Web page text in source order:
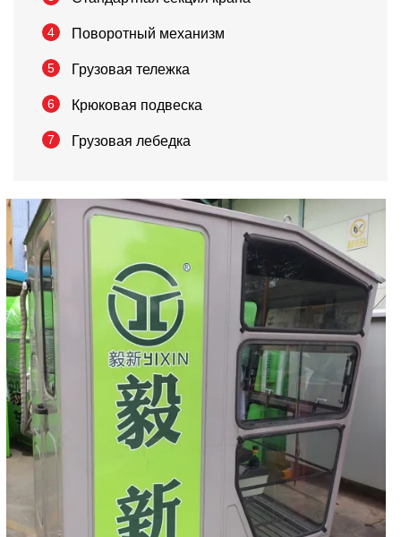
4 Поворотный механизм
5 Грузовая тележка
6 Крюковая подвеска
7 Грузовая лебедка